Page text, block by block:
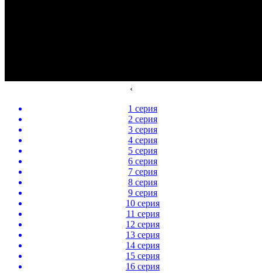
‹
1 серия
2 серия
3 серия
4 серия
5 серия
6 серия
7 серия
8 серия
9 серия
10 серия
11 серия
12 серия
13 серия
14 серия
15 серия
16 серия